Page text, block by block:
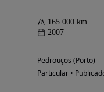
165 000 km
2007
Pedrouços (Porto)
Particular •